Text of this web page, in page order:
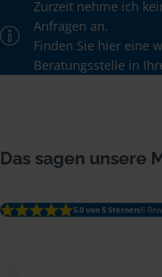
Zurzeit nehme ich
Anfragen an.
Finden Sie hier eine
Beratungsstelle in
Das sagen unsere
5.0 von 5 Sternen(6